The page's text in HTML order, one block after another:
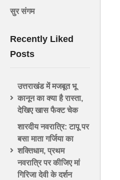
सुर संगम
Recently Liked
Posts
उत्तराखंड में मजबूत भू
कानून का क्या है रास्ता,
देखिए खास फैक्ट चेक
शारदीय नवरात्रि: टापू पर
बसा माता गर्जिया का
शक्तिधाम, प्रथम
नवरात्रि पर कीजिए मां
गिरिजा देवी के दर्शन